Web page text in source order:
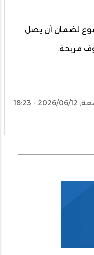
لضمان أن يصل
مريحة.
06/12 - 18:23